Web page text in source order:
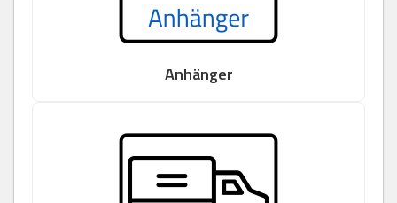
Anhänger